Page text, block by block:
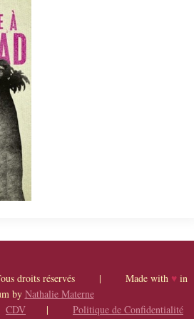
Tous droits réservés | Made with ♥in
by Nathalie Materne
CDV | Politique de Confidentialité